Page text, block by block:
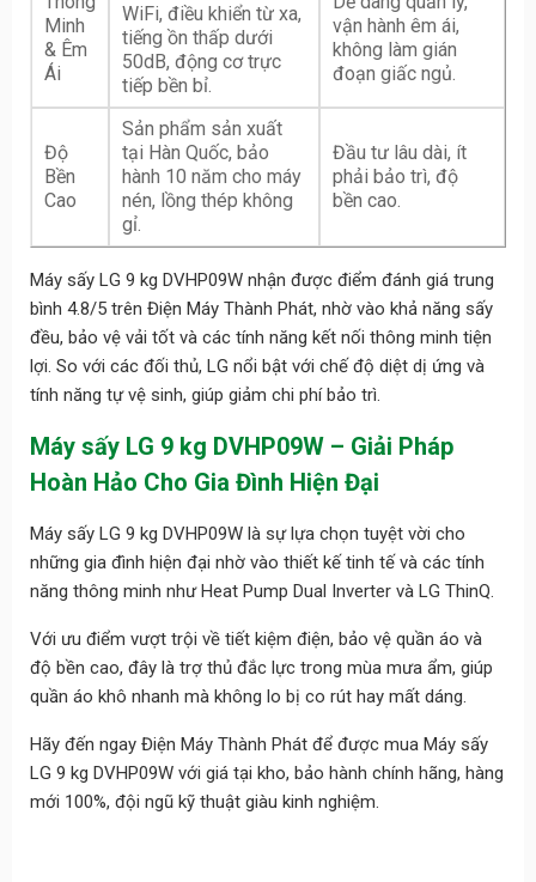
Minh
& Êm
Ái
WiFi, điều khiển từ xa,
tiếng ồn thấp dưới
50dB, động cơ trực
tiếp bền bỉ.
vận hành êm ái,
không làm gián
đoạn giấc ngủ.
Độ
Bền
Cao
Sản phẩm sản xuất
tại Hàn Quốc, bảo
hành 10 năm cho máy
nén, lồng thép không
gỉ.
Đầu tư lâu dài, ít
phải bảo trì, độ
bền cao.
Máy sấy LG 9 kg DVHP09W nhận được điểm đánh giá trung
bình 4.8/5 trên Điện Máy Thành Phát, nhờ vào khả năng sấy
đều, bảo vệ vải tốt và các tính năng kết nối thông minh tiện
lợi. So với các đối thủ, LG nổi bật với chế độ diệt dị ứng và
tính năng tự vệ sinh, giúp giảm chi phí bảo trì.
Máy sấy LG 9 kg DVHP09W – Giải Pháp
Hoàn Hảo Cho Gia Đình Hiện Đại
Máy sấy LG 9 kg DVHP09W là sự lựa chọn tuyệt vời cho
những gia đình hiện đại nhờ vào thiết kế tinh tế và các tính
năng thông minh như Heat Pump Dual Inverter và LG ThinQ.
Với ưu điểm vượt trội về tiết kiệm điện, bảo vệ quần áo và
độ bền cao, đây là trợ thủ đắc lực trong mùa mưa ẩm, giúp
quần áo khô nhanh mà không lo bị co rút hay mất dáng.
Hãy đến ngay Điện Máy Thành Phát để được mua Máy sấy
LG 9 kg DVHP09W với giá tại kho, bảo hành chính hãng, hàng
mới 100%, đội ngũ kỹ thuật giàu kinh nghiệm.